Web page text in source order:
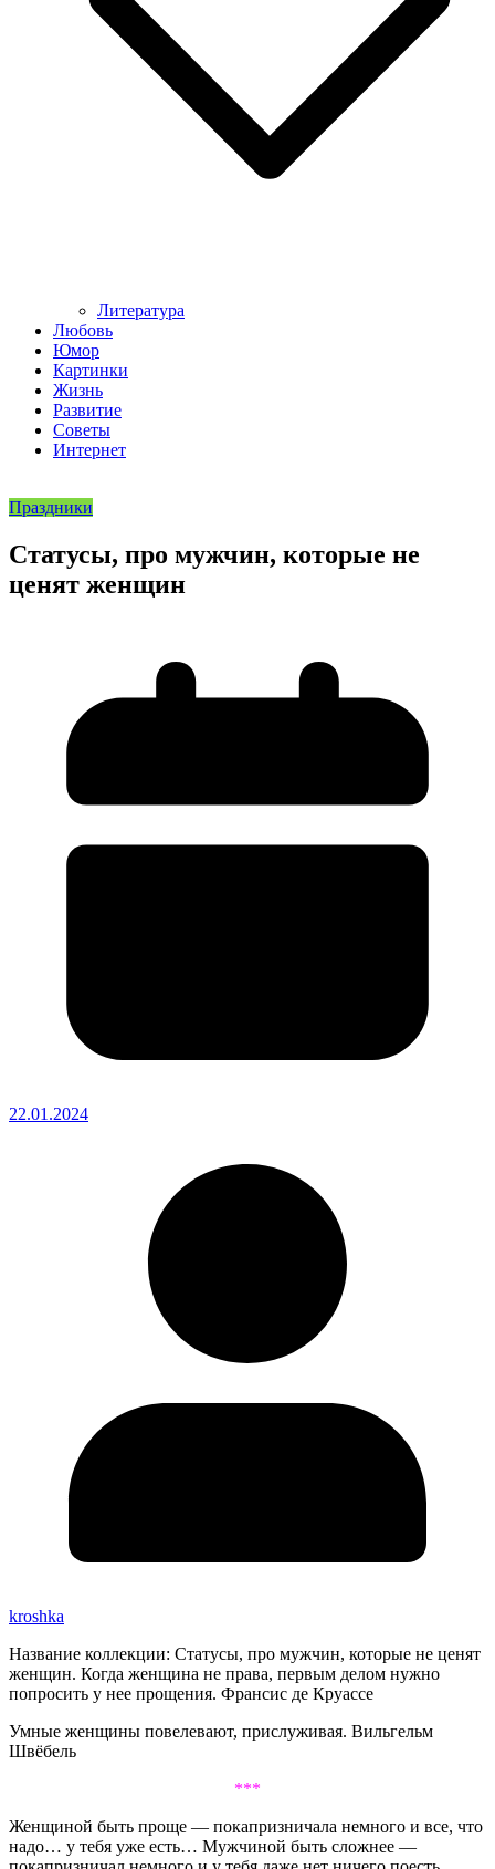
Литература
Любовь
Юмор
Картинки
Жизнь
Развитие
Советы
Интернет
Праздники
Статусы, про мужчин, которые не
ценят женщин
22.01.2024
kroshka
Название коллекции: Статусы, про мужчин, которые не ценят
женщин. Когда женщина не права, первым делом нужно
попросить у нее прощения. Франсис де Круассе
Умные женщины повелевают, прислуживая. Вильгельм
Швёбель
***
Женщиной быть проще — покапризничала немного и все, что
надо… у тебя уже есть… Мужчиной быть сложнее —